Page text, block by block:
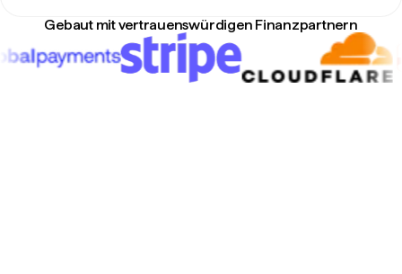
Gebaut mit vertrauenswürdigen Finanzpartnern